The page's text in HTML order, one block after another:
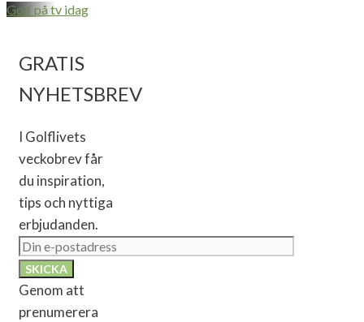
Golf på tv idag
GRATIS
NYHETSBREV
I Golflivets
veckobrev får
du inspiration,
tips och nyttiga
erbjudanden.
Genom att
prenumerera